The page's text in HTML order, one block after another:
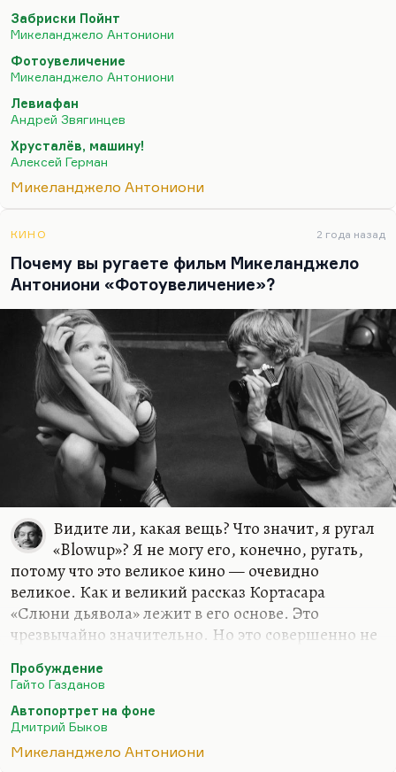
Все, что делает Алексей Герман-младший, может
быть умно и достойно, даже иметь
антимилитаристский пафос, которого там,
правда, по-моему, нет. Но это мое мнение. Но
это неталантливо, это ослепительно
неталантливо, это лишено того дуновения гения,
которое было в картинах Алексея Германа-
среднего, и которое иногда (не всегда)…
Забриски Пойнт
Микеланджело Антониони
Фотоувеличение
Микеланджело Антониони
Левиафан
Андрей Звягинцев
Хрусталёв, машину!
Алексей Герман
Микеланджело Антониони
КИНО 2 года назад
Почему вы ругаете фильм Микеланджело
Антониони «Фотоувеличение»?
Видите ли, какая вещь? Что значит, я ругал
«Blowup»? Я не могу его, конечно, ругать,
потому что это великое кино — очевидно
великое. Как и великий рассказ Кортасара
«Слюни дьявола» лежит в его основе. Это
чрезвычайно значительно. Но это совершенно не
холодным.
Атмосферно это кино сильное. У Антониони
всегда очень передана атмосфера времени. Но,
видимо, мне не нравится эта атмосфера времени.
Пробуждение
Гайто Газданов
Автопортрет на фоне
Дмитрий Быков
Микеланджело Антониони